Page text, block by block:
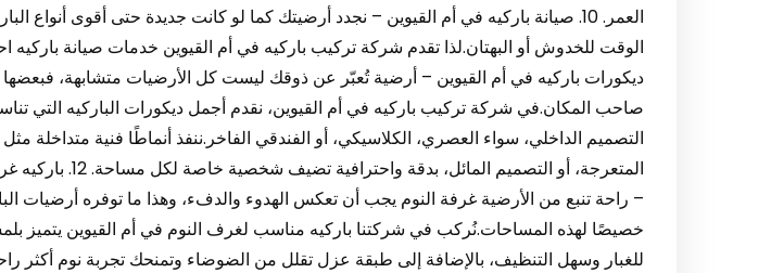
العمر. 10. صيانة باركيه في أم القيوين – نجدد أرضيتك كما لو كانت جديدة حتى أقوى أنواع
ديكورات باركيه في أم القيوين – أرضية تُعبّر عن ذوقك ليست كل الأرضيات متشابهة،
صاحب المكان.في شركة تركيب باركيه في أم القيوين، نقدم أجمل ديكورات الباركيه التي
المتعرجة، أو التصميم المائل،
– راحة تنبع من الأرضية غرفة النوم يجب أن تعكس الهدوء والدفء، وهذا ما توفره أرضيات
خصيصًا لهذه المساحات.نُركب في شركتنا باركيه مناسب لغرف النوم في أم القيوين يتميز
للغبار وسهل التنظيف، بالإضافة إلى طبقة عزل تقلل من الضوضاء وتمنحك تجربة نوم أكثر